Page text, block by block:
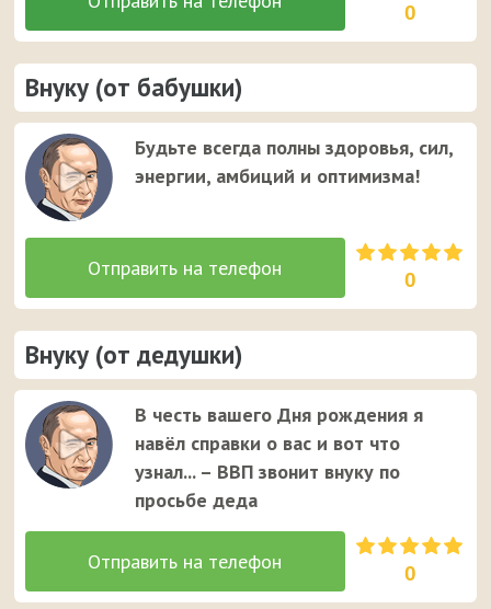
0
Внуку (от бабушки)
Будьте всегда полны здоровья, сил,
энергии, амбиций и оптимизма!
0
Внуку (от дедушки)
В честь вашего Дня рождения я
навёл справки о вас и вот что
узнал... – ВВП звонит внуку по
просьбе деда
0